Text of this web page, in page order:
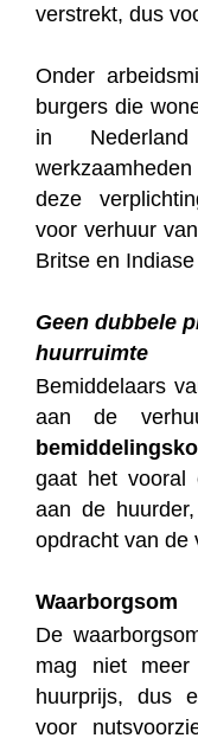
verstrekt, dus
Onder
burgers die
in
deze
voor verhuur
Britse en
Geen dubbele
huurruimte
Bemiddelaars
aan de
gaat het vooral
aan de
opdracht van de
Waarborgsom
De
mag niet
huurprijs, dus
voor